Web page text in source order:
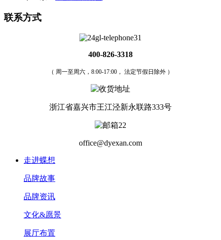
联系方式
400-826-3318
（ 周一至周六，8:00-17:00， 法定节假日除外 ）
浙江省嘉兴市王江泾新永联路333号
office@dyexan.com
走进蝶想
品牌故事
品牌资讯
文化&愿景
展厅布置